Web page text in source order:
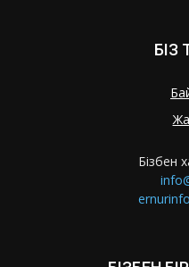
БІЗ
Бізбен